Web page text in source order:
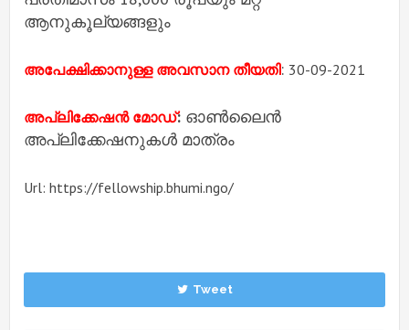
ആനുകൂല്യങ്ങളും
അപേക്ഷിക്കാനുള്ള അവസാന തീയതി: 30-09-2021
അപ്ലിക്കേഷൻ മോഡ്: ഓൺലൈൻ
അപ്ലിക്കേഷനുകൾ മാത്രം
Url: https://fellowship.bhumi.ngo/
Tweet